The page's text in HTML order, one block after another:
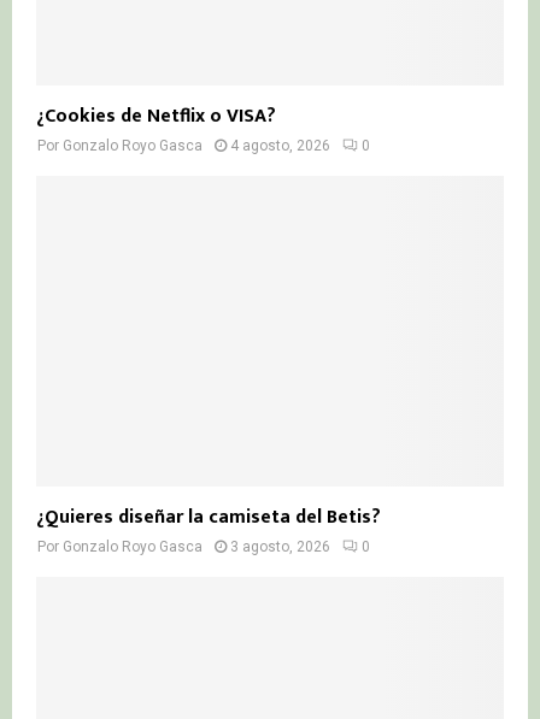
¿Cookies de Netflix o VISA?
Por Gonzalo Royo Gasca 4 agosto, 2026 0
¿Quieres diseñar la camiseta del Betis?
Por Gonzalo Royo Gasca 3 agosto, 2026 0